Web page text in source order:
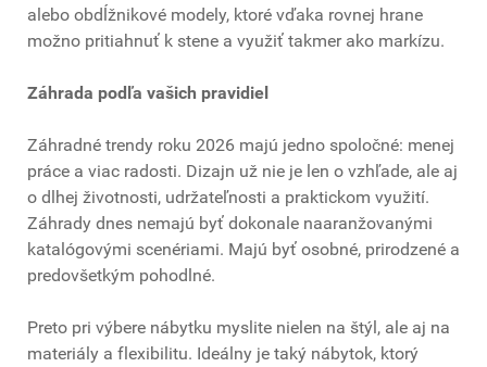
alebo obdĺžnikové modely, ktoré vďaka rovnej hrane
možno pritiahnuť k stene a využiť takmer ako markízu.
Záhrada podľa vašich pravidiel
Záhradné trendy roku 2026 majú jedno spoločné: menej
práce a viac radosti. Dizajn už nie je len o vzhľade, ale aj
o dlhej životnosti, udržateľnosti a praktickom využití.
Záhrady dnes nemajú byť dokonale naaranžovanými
katalógovými scenériami. Majú byť osobné, prirodzené a
predovšetkým pohodlné.
Preto pri výbere nábytku myslite nielen na štýl, ale aj na
materiály a flexibilitu. Ideálny je taký nábytok, ktorý